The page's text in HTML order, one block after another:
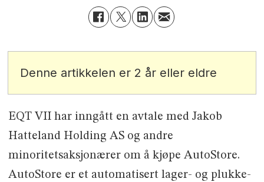
Denne artikkelen er 2 år eller eldre
EQT VII har inngått en avtale med Jakob
Hatteland Holding AS og andre
minoritetsaksjonærer om å kjøpe AutoStore.
AutoStore er et automatisert lager- og plukke-